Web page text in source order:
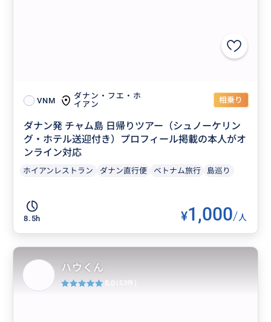
VNM
ダナン・フエ・ホ
イアン
相乗り
ダナン発 チャム島 日帰りツアー（シュノーケリン
グ・ホテル送迎付き）プロフィール掲載の本人がオ
ンライン対応
ホイアンレストラン ダナン直行便 ベトナム旅行 島巡り
8.5h ¥1,000/人
ハウくん
5.0 (53件)